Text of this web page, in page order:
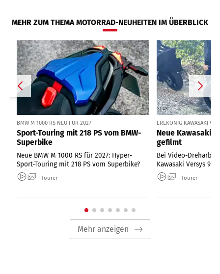
MEHR ZUM THEMA MOTORRAD-NEUHEITEN IM ÜBERBLICK
BMW M 1000 RS NEU FÜR 2027
Sport-Touring mit 218 PS vom BMW-
Superbike
Neue BMW M 1000 RS für 2027: Hyper-
Sport-Touring mit 218 PS vom Superbike?
Tourer
ERLKÖNIG KAWASAKI
Neue Kawasaki
gefilmt
Bei Video-
Kawasaki Versys
Tourer
Mehr anzeigen